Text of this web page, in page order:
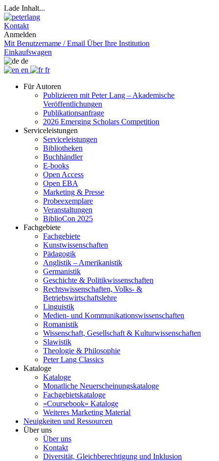
Lade Inhalt...
Kontakt
Anmelden
Mit Benutzername / Email Über Ihre Institution
Einkaufswagen
de
en
fr
Für Autoren
Publizieren mit Peter Lang – Akademische
Veröffentlichungen
Publikationsanfrage
2026 Emerging Scholars Competition
Serviceleistungen
Serviceleistungen
Bibliotheken
Buchhändler
E-books
Open Access
Open EBA
Marketing & Presse
Probeexemplare
Veranstaltungen
BiblioCon 2025
Fachgebiete
Fachgebiete
Kunstwissenschaften
Pädagogik
Anglistik – Amerikanistik
Germanistik
Geschichte & Politikwissenschaften
Rechtswissenschaften, Volks- &
Betriebswirtschaftslehre
Linguistik
Medien- und Kommunikationswissenschaften
Romanistik
Wissenschaft, Gesellschaft & Kulturwissenschaften
Slawistik
Theologie & Philosophie
Peter Lang Classics
Kataloge
Kataloge
Monatliche Neuerscheinungskataloge
Fachgebietskataloge
«Coursebook» Kataloge
Weiteres Marketing Material
Neuigkeiten und Ressourcen
Über uns
Über uns
Kontakt
Diversität, Gleichberechtigung und Inklusion